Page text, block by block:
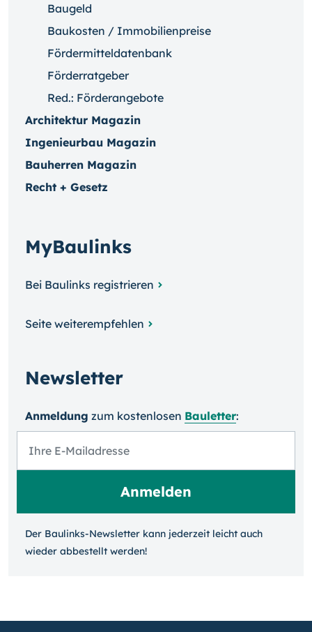
Baugeld
Baukosten / Immobilienpreise
Fördermitteldatenbank
Förderratgeber
Red.: Förderangebote
Architektur Magazin
Ingenieurbau Magazin
Bauherren Magazin
Recht + Gesetz
MyBaulinks
Bei Baulinks registrieren
Seite weiterempfehlen
Newsletter
Anmeldung zum kosten­losen Bauletter:
Der Baulinks-Newsletter kann jeder­zeit leicht auch
wieder ab­bestellt werden!